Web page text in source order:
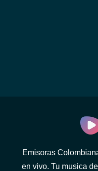
Emisoras
en vivo. Tu musica